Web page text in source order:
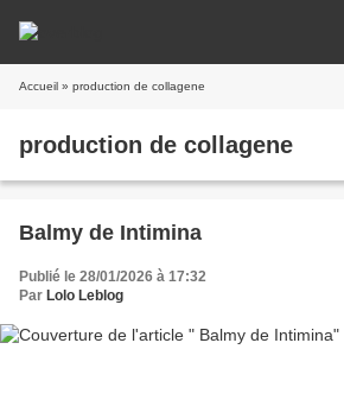
Accueil » production de collagene
production de collagene
Balmy de Intimina
Publié le 28/01/2026 à 17:32
Par Lolo Leblog